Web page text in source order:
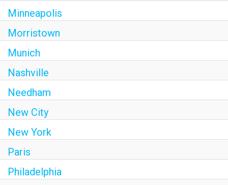
Minneapolis
Morristown
Munich
Nashville
Needham
New City
New York
Paris
Philadelphia